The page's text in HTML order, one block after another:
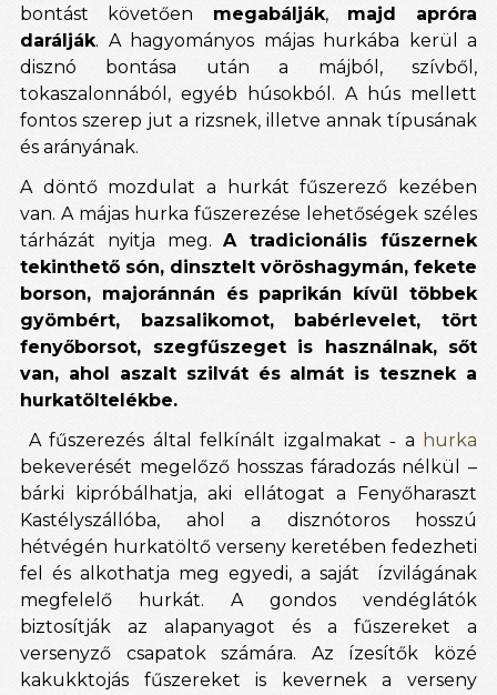
bontást követően megabálják, majd apróra
darálják. A hagyományos májas hurkába kerül a
disznó bontása után a májból, szívből,
tokaszalonnából, egyéb húsokból. A hús mellett
fontos szerep jut a rizsnek, illetve annak típusának
és arányának.
A döntő mozdulat a hurkát fűszerező kezében
van. A májas hurka fűszerezése lehetőségek széles
tárházát nyitja meg.A tradicionális fűszernek
tekinthető són, dinsztelt vöröshagymán, fekete
borson, majoránnán és paprikán kívül többek
gyömbért, bazsalikomot, babérlevelet, tört
fenyőborsot, szegfűszeget is használnak, sőt
van, ahol aszalt szilvát és almát is tesznek a
hurkatöltelékbe.
A fűszerezés által felkínált izgalmakat ˗ a hurka
bekeverését megelőző hosszas fáradozás nélkül –
bárki kipróbálhatja, aki ellátogat a Fenyőharaszt
Kastélyszállóba, ahol a disznótoros hosszú
hétvégén hurkatöltő verseny keretében fedezheti
fel és alkothatja meg egyedi, a saját ízvilágának
megfelelő hurkát. A gondos vendéglátók
biztosítják az alapanyagot és a fűszereket a
versenyző csapatok számára. Az ízesítők közé
kakukktojás fűszereket is kevernek a verseny